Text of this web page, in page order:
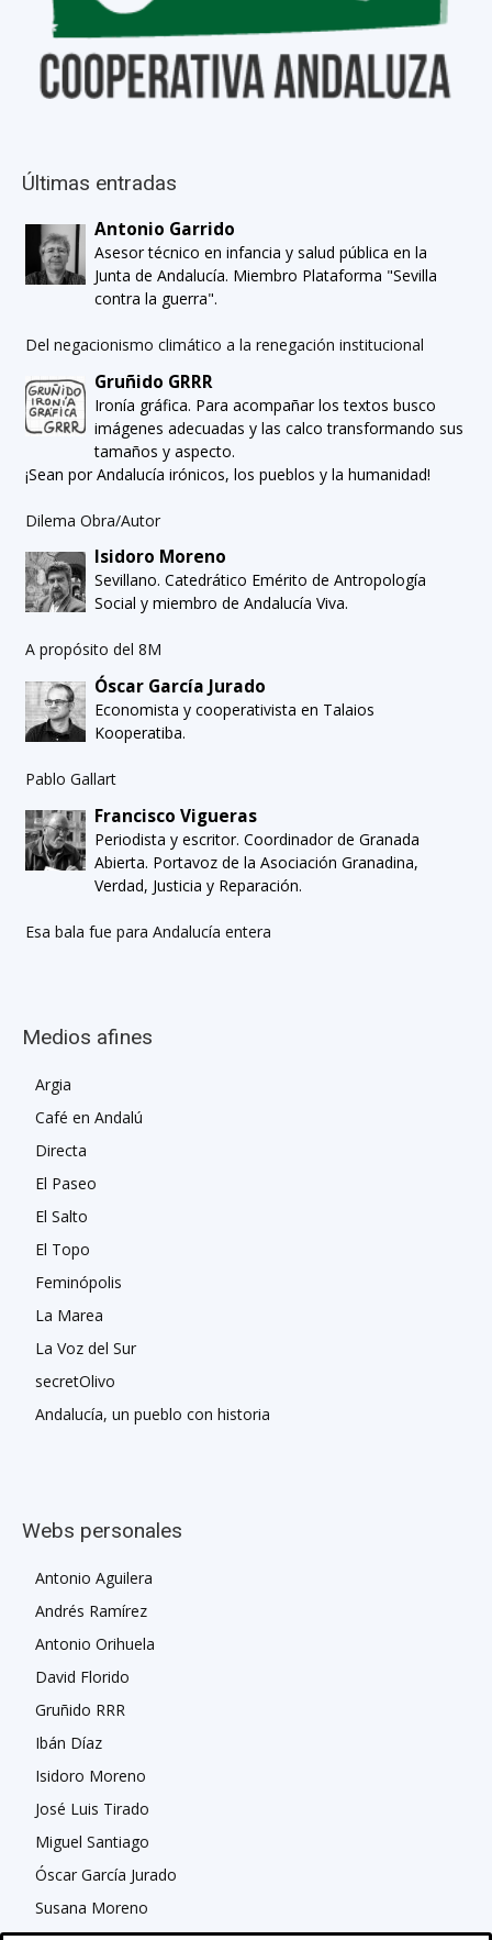
Últimas entradas
Antonio Garrido
Asesor técnico en infancia y salud pública en la
Junta de Andalucía. Miembro Plataforma "Sevilla
contra la guerra".
Del negacionismo climático a la renegación institucional
Gruñido GRRR
Ironía gráfica. Para acompañar los textos busco
imágenes adecuadas y las calco transformando sus
tamaños y aspecto.
¡Sean por Andalucía irónicos, los pueblos y la humanidad!
Dilema Obra/Autor
Isidoro Moreno
Sevillano. Catedrático Emérito de Antropología
Social y miembro de Andalucía Viva.
A propósito del 8M
Óscar García Jurado
Economista y cooperativista en Talaios
Kooperatiba.
Pablo Gallart
Francisco Vigueras
Periodista y escritor. Coordinador de Granada
Abierta. Portavoz de la Asociación Granadina,
Verdad, Justicia y Reparación.
Esa bala fue para Andalucía entera
Medios afines
Argia
Café en Andalú
Directa
El Paseo
El Salto
El Topo
Feminópolis
La Marea
La Voz del Sur
secretOlivo
Andalucía, un pueblo con historia
Webs personales
Antonio Aguilera
Andrés Ramírez
Antonio Orihuela
David Florido
Gruñido RRR
Ibán Díaz
Isidoro Moreno
José Luis Tirado
Miguel Santiago
Óscar García Jurado
Susana Moreno